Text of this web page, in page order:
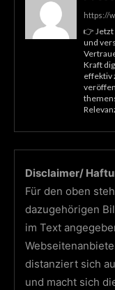
https://
👉
und
Kraft
effektiv
Disclaimer/
Für den oben
dazugehörigen
im Text
distanziert sich
und macht sich